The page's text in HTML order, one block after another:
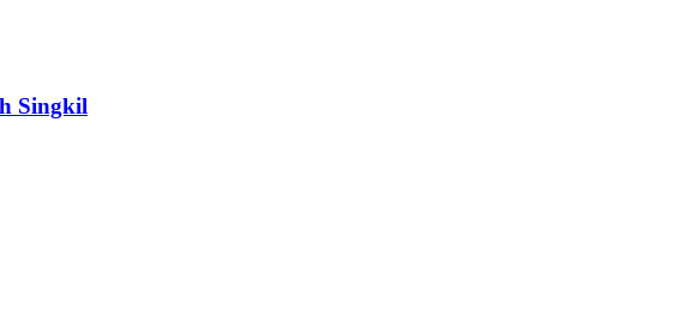
Singkil